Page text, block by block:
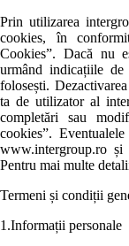
Prin utilizarea
cookies, în
Cookies”. Dacă nu
urmând indicațiile
folosești.
ta de utilizator al
completări sau
cookies”.
www.intergroup.ro
Pentru mai multe
Termeni și condiții
1.Informații personale